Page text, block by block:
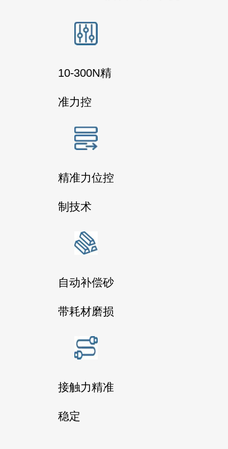
10-300N精
准力控
精准力位控
制技术
自动补偿砂
带耗材磨损
接触力精准
稳定